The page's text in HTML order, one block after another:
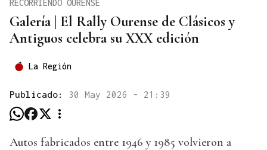
Galería | El Rally Ourense de Clásicos y
Antiguos celebra su XXX edición
RECORRIENDO OURENSE
La Región
Publicado: 30 May 2026 - 21:39
Autos fabricados entre 1946 y 1985 volvieron a